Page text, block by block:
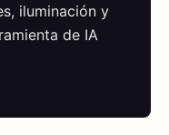
iluminación y
de IA